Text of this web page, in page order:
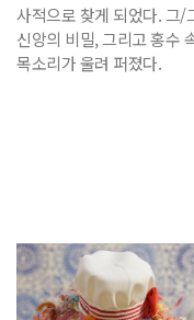
사적으로 찾게 되었다. 그/
신앙의 비밀, 그리고 홍수
목소리가 울려 퍼졌다.